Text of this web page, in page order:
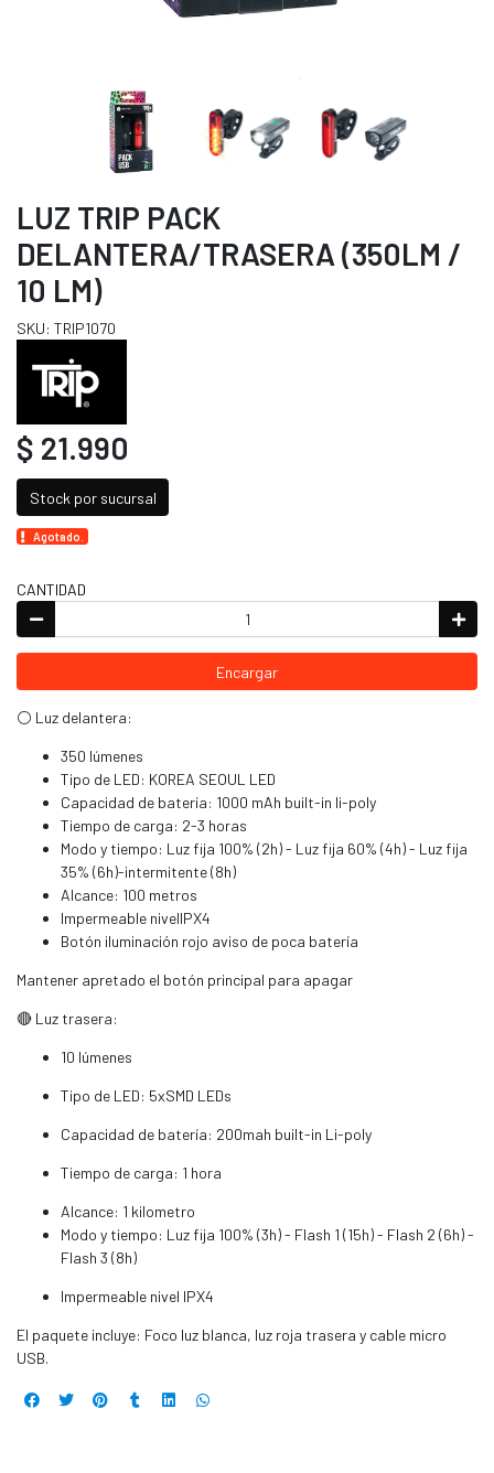
LUZ TRIP PACK
DELANTERA/TRASERA (350LM /
10 LM)
SKU: TRIP1070
$ 21.990
Stock por sucursal
Agotado.
CANTIDAD
Encargar
⚪ Luz delantera:
350 lúmenes
Tipo de LED: KOREA SEOUL LED
Capacidad de batería: 1000 mAh built-in li-poly
Tiempo de carga: 2-3 horas
Modo y tiempo: Luz fija 100% (2h) - Luz fija 60% (4h) - Luz fija
35% (6h)-intermitente (8h)
Alcance: 100 metros
Impermeable nivelIPX4
Botón iluminación rojo aviso de poca batería
Mantener apretado el botón principal para apagar
🔴 Luz trasera:
10 lúmenes
Tipo de LED: 5xSMD LEDs
Capacidad de batería: 200mah built-in Li-poly
Tiempo de carga: 1 hora
Alcance: 1 kilometro
Modo y tiempo: Luz fija 100% (3h) - Flash 1 (15h) - Flash 2 (6h) -
Flash 3 (8h)
Impermeable nivel IPX4
El paquete incluye: Foco luz blanca, luz roja trasera y cable micro
USB.